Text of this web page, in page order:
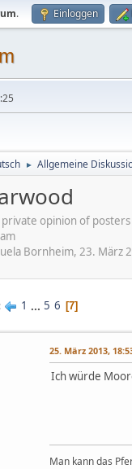
. Einloggen
► Allgemeine
opinion of
Bornheim, 23. März
1 ... 5 6 7
25. März 2013,
Ich würde
Man kann das